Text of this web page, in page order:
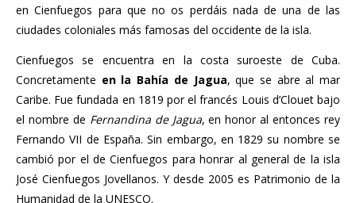
en Cienfuegos para que no os perdáis nada de una de las
ciudades coloniales más famosas del occidente de la isla.
Cienfuegos se encuentra en la costa suroeste de Cuba.
Concretamente en la Bahía de Jagua, que se abre al mar
Caribe. Fue fundada en 1819 por el francés Louis d’Clouet bajo
el nombre de Fernandina de Jagua, en honor al entonces rey
Fernando VII de España. Sin embargo, en 1829 su nombre se
cambió por el de Cienfuegos para honrar al general de la isla
José Cienfuegos Jovellanos. Y desde 2005 es Patrimonio de la
Humanidad de la UNESCO.